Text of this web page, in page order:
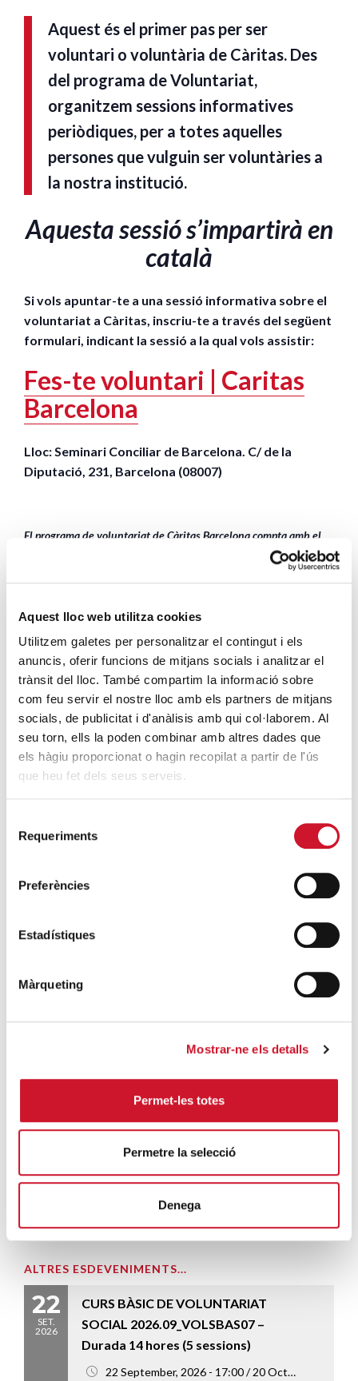
Aquest lloc web utilitza cookies
Utilitzem galetes per personalitzar el contingut i els
anuncis, oferir funcions de mitjans socials i analitzar el
trànsit del lloc. També compartim la informació sobre
com feu servir el nostre lloc amb els partners de mitjans
socials, de publicitat i d'anàlisis amb qui col·laborem. Al
seu torn, ells la poden combinar amb altres dades que
els hàgiu proporcionat o hagin recopilat a partir de l'ús
que heu fet dels seus serveis.
Requeriments
Preferències
Estadístiques
Màrqueting
Mostrar-ne els detalls
Permet-les totes
Permetre la selecció
Denega
Aquest és el primer pas per ser
voluntari o voluntària de Càritas. Des
del programa de Voluntariat,
organitzem sessions informatives
periòdiques, per a totes aquelles
persones que vulguin ser voluntàries a
la nostra institució.
Aquesta sessió s’impartirà en
català
Si vols apuntar-te a una sessió informativa sobre el
voluntariat a Càritas, inscriu-te a través del següent
formulari, indicant la sessió a la qual vols assistir:
Fes-te voluntari | Caritas
Barcelona
Lloc: Seminari Conciliar de Barcelona. C/ de la
Diputació, 231, Barcelona (08007)
El programa de voluntariat de Càritas Barcelona compta amb el
16
SET.
2024
16 September, 2024 - 17:00 / 18:30
Seminari Conciliar de Barcelona
Diputació, 231
Entrada gratuïta
Afegeix al calendari
+ MAPA DE GOOGLE
ALTRES ESDEVENIMENTS...
22
SET.
2026
CURS BÀSIC DE VOLUNTARIAT
SOCIAL 2026.09_VOLSBAS07 –
Durada 14 hores (5 sessions)
22 September, 2026 - 17:00 / 20 October, 2026 - 20:00